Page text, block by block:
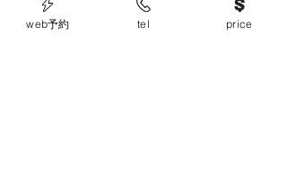
web予約 tel price